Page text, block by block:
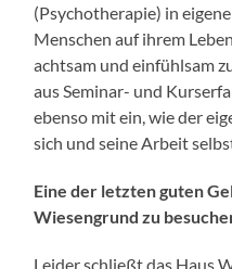
(Psychotherapie) in
Menschen auf ihrem
achtsam und einfühlsam
aus Seminar- und
ebenso mit ein, wie der
sich und seine Arbeit
Eine der letzten guten
Wiesengrund zu
Leider schließt das Haus